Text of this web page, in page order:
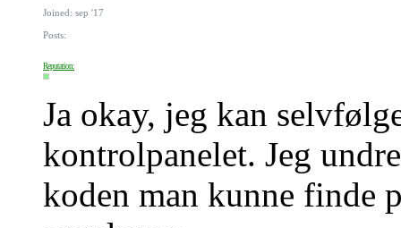
Joined: sep '17
Posts:
Reputation:
Ja okay, jeg kan
kontrolpanelet. Jeg
koden man kunne finde